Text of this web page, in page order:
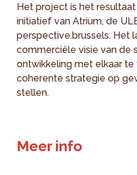
Het project is het
initiatief van Atrium, de
perspective.brussels. Het
commerciële visie van de
ontwikkeling met elkaar
coherente strategie op
stellen.
Meer info